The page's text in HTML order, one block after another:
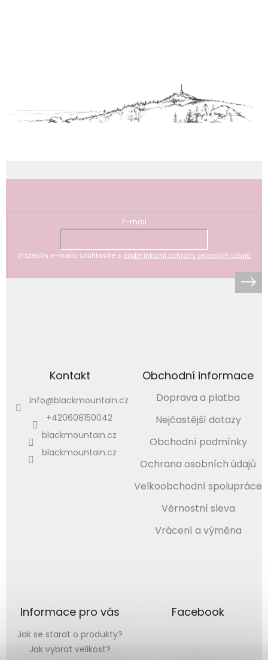
E-mail
Vložením e-mailu souhlasíte s podmínkami ochrany osobních údajů
Kontakt
info@blackmountain.cz
+420608150042
blackmountain.cz
blackmountain.cz
Obchodní informace
Doprava a platba
Nejčastější dotazy
Obchodní podmínky
Ochrana osobních údajů
Velkoobchodní spolupráce
Věrnostní sleva
Vrácení a výměna
Informace pro vás
Jak se starat o produkty?
Jak vybrat velikost?
Facebook